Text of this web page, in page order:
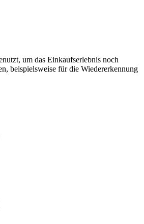
um das Einkaufserlebnis noch
beispielsweise für die Wiedererkennung